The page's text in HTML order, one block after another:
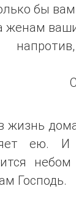
бы
женам
жизнь
ею. И
Господь.